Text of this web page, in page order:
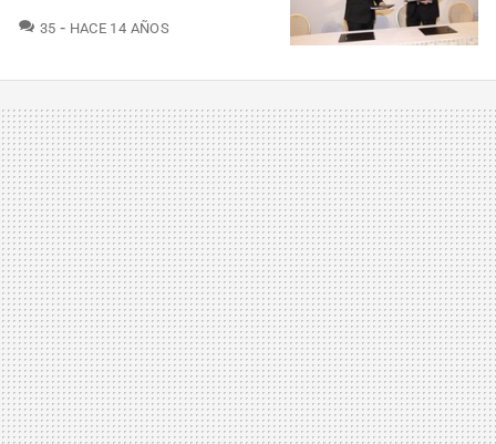
35 COMENTARIOS
HACE 14 AÑOS